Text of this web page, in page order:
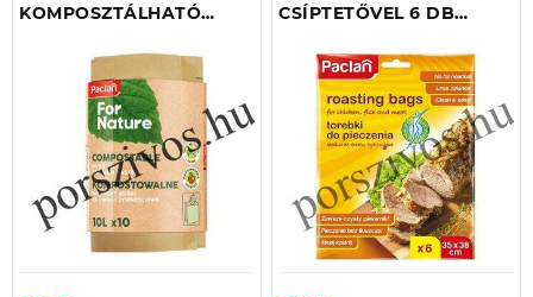
KOMPOSZTÁLHATÓ
(10DB/TASAK)
CSÍPTETŐVEL 6 DB